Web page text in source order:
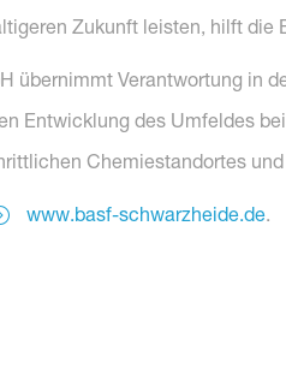
Zukunft leisten, hilft die
übernimmt Verantwortung in
Entwicklung des Umfeldes
Chemiestandortes
www.basf-schwarzheide.de.